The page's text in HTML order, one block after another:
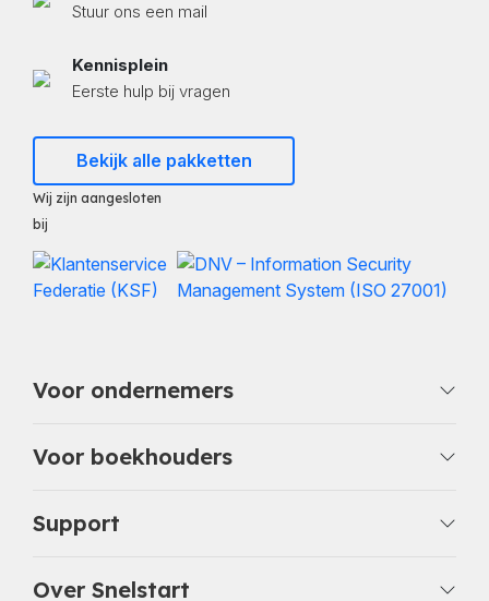
Stuur ons een mail
Kennisplein
Eerste hulp bij vragen
Bekijk alle pakketten
Wij zijn aangesloten
bij
Voor ondernemers
Voor boekhouders
Support
Over Snelstart